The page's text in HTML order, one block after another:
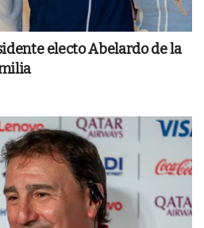
electo Abelardo de la